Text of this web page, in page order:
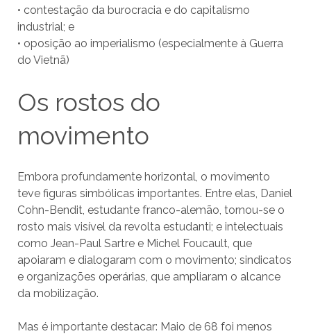
• contestação da burocracia e do capitalismo
industrial; e
• oposição ao imperialismo (especialmente à Guerra
do Vietnã)
Os rostos do
movimento
Embora profundamente horizontal, o movimento
teve figuras simbólicas importantes. Entre elas, Daniel
Cohn-Bendit, estudante franco-alemão, tornou-se o
rosto mais visível da revolta estudanti; e intelectuais
como Jean-Paul Sartre e Michel Foucault, que
apoiaram e dialogaram com o movimento; sindicatos
e organizações operárias, que ampliaram o alcance
da mobilização.
Mas é importante destacar: Maio de 68 foi menos